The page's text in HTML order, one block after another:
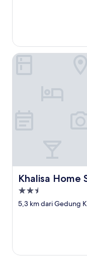
Khalisa Home
Khalisa Home
Properti
bintang
5,3 km dari Gedung
Khalisa Home